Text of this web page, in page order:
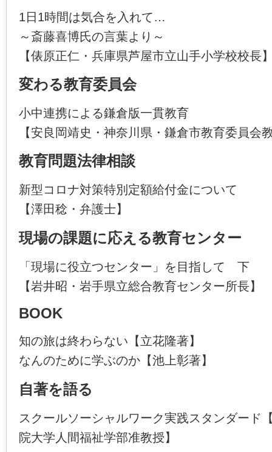
1日1時間は気合を入れて…
～斎藤喜博氏の言葉より～
【俵原正仁・兵庫県芦屋市立山手小学校校長
変わる教育委員会
小中連携による鎌倉版一貫教育
【安良岡靖史・神奈川県・鎌倉市教育委員会
教育問題法律相談
新型コロナ対策特別定額給付金について
【澤田稔・弁護士】
現場の課題に応える教育センター
「現場に役立つセンター」を目指して 下
【岩井昭・岩手県立総合教育センター所長】
BOOK
知の旅は終わらない【立花隆著】
なんのために学ぶのか【池上彰著】
自著を語る
スクールソーシャルワーク実践スタンダード
院大学人間福祉学部准教授】